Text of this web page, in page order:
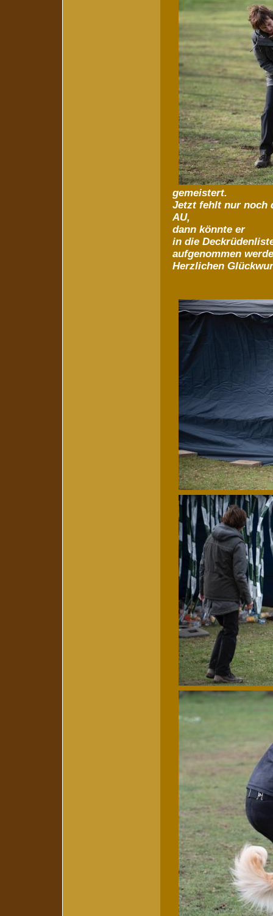
gemeistert.
Jetzt fehlt nur noch
AU,
dann könnte er
in die
aufgenommen
Herzlichen